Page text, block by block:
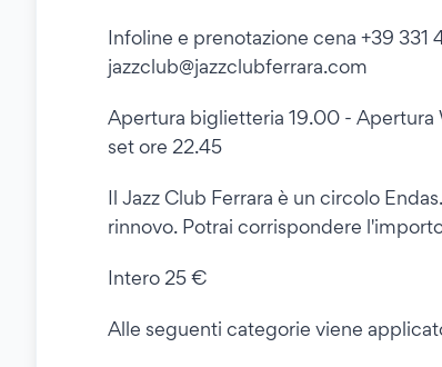
Infoline e prenotazione cena +39
jazzclub@jazzclubferrara.com
Apertura biglietteria 19.00 - Apertura
set ore 22.45
Il Jazz Club Ferrara è un circolo
rinnovo. Potrai corrispondere
Intero 25 €
Alle seguenti categorie viene